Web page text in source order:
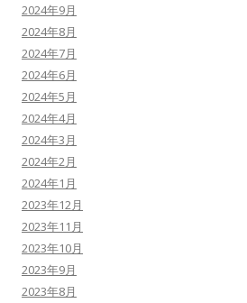
2024年9月
2024年8月
2024年7月
2024年6月
2024年5月
2024年4月
2024年3月
2024年2月
2024年1月
2023年12月
2023年11月
2023年10月
2023年9月
2023年8月